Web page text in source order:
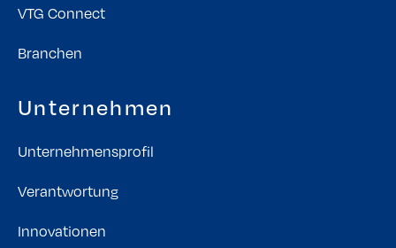
VTG Connect
Branchen
Unternehmen
Unternehmensprofil
Verantwortung
Innovationen